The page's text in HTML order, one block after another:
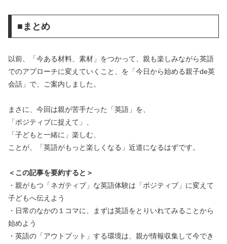
■まとめ
以前、「今ある材料、素材」をつかって、親も楽しみながら英語
でのアプローチに変えていくこと、を「今日から始める親子de英
会話」で、ご案内しました。
まさに、今回は親が苦手だった「英語」を、
「ポジティブに捉えて」、
「子どもと一緒に」楽しむ、
ことが、「英語がもっと楽しくなる」近道になるはずです。
＜この記事を要約すると＞
・親がもつ「ネガティブ」な英語体験は「ポジティブ」に変えて
子どもへ伝えよう
・日常のなかの１コマに、まずは英語をとりいれてみることから
始めよう
・英語の「アウトプット」する環境は、親が情報収集して今でき